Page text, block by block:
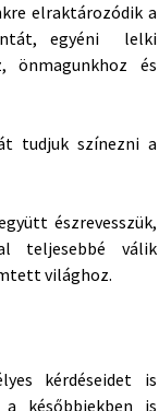
elraktározódik a
egyéni lelki
önmagunkhoz és
tudjuk színezni a
észrevesszük,
teljesebbé válik
világhoz.
kérdéseidet is
későbbiekben is